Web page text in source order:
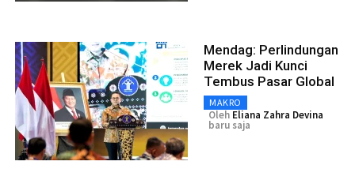
Mendag: Perlindungan
Merek Jadi Kunci
Tembus Pasar Global
MAKRO
Oleh Eliana Zahra Devina
baru saja